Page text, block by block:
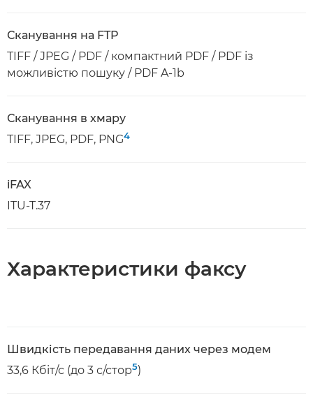
Сканування на FTP
TIFF / JPEG / PDF / компактний PDF / PDF із
можливістю пошуку / PDF A-1b
Сканування в хмару
TIFF, JPEG, PDF, PNG4
iFAX
ITU-T.37
Характеристики факсу
Швидкість передавання даних через модем
33,6 Кбіт/с (до 3 с/стор5)